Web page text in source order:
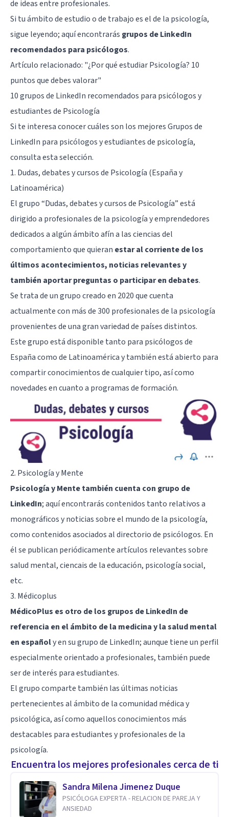
de ideas entre profesionales.
Si tu ámbito de estudio o de trabajo es el de la psicología,
sigue leyendo; aquí encontrarás grupos de LinkedIn
recomendados para psicólogos.
Artículo relacionado: "¿Por qué estudiar Psicología? 10
puntos que debes valorar"
10 grupos de LinkedIn recomendados para psicólogos y
estudiantes de Psicología
Si te interesa conocer cuáles son los mejores Grupos de
LinkedIn para psicólogos y estudiantes de psicología,
consulta esta selección.
1. Dudas, debates y cursos de Psicología (España y
Latinoamérica)
El grupo “Dudas, debates y cursos de Psicología” está
dirigido a profesionales de la psicología y emprendedores
dedicados a algún ámbito afín a las ciencias del
comportamiento que quieran estar al corriente de los
últimos acontecimientos, noticias relevantes y
también aportar preguntas o participar en debates.
Se trata de un grupo creado en 2020 que cuenta
actualmente con más de 300 profesionales de la psicología
provenientes de una gran variedad de países distintos.
Este grupo está disponible tanto para psicólogos de
España como de Latinoamérica y también está abierto para
compartir conocimientos de cualquier tipo, así como
novedades en cuanto a programas de formación.
2. Psicología y Mente
Psicología y Mente también cuenta con grupo de
LinkedIn; aquí encontrarás contenidos tanto relativos a
monográficos y noticias sobre el mundo de la psicología,
como contenidos asociados aldirectorio de psicólogos. En
él se publican periódicamente artículos relevantes sobre
salud mental, ciencais de la educación, psicología social,
etc.
3. Médicoplus
MédicoPlus es otro de los grupos de LinkedIn de
referencia en el ámbito de la medicina y la salud mental
en españoly en su grupo de LinkedIn; aunque tiene un perfil
especialmente orientado a profesionales, también puede
ser de interés para estudiantes.
El grupo comparte también las últimas noticias
pertenecientes al ámbito de la comunidad médica y
psicológica, así como aquellos conocimientos más
destacables para estudiantes y profesionales de la
psicología.
Encuentra los mejores profesionales cerca de ti
Sandra Milena Jimenez Duque
PSICÓLOGA EXPERTA - RELACION DE PAREJA Y
ANSIEDAD